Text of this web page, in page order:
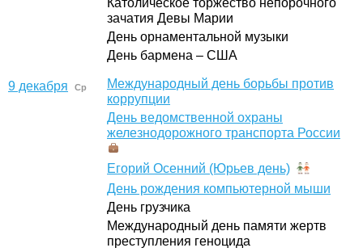
Католическое торжество непорочного
зачатия Девы Марии
День орнаментальной музыки
День бармена – США
9 декабря Ср
Международный день борьбы против
коррупции
День ведомственной охраны
железнодорожного транспорта России
Егорий Осенний (Юрьев день)
День рождения компьютерной мыши
День грузчика
Международный день памяти жертв
преступления геноцида